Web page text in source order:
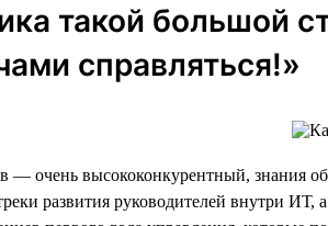
такой большой
справляться!»
очень высококонкурентный, знания
развития руководителей внутри